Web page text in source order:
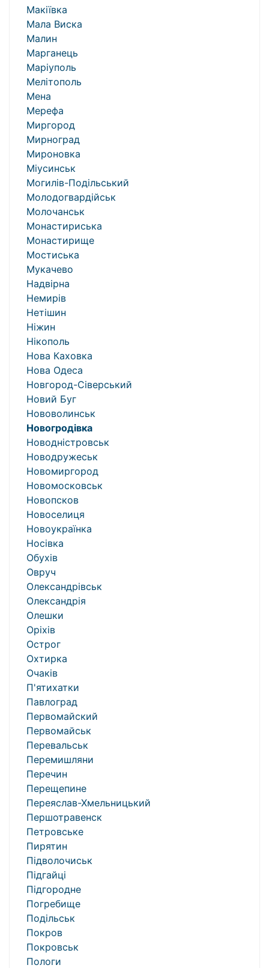
Макіївка
Мала Виска
Малин
Марганець
Маріуполь
Мелітополь
Мена
Мерефа
Миргород
Мирноград
Мироновка
Міусинськ
Могилів-Подільський
Молодогвардійськ
Молочанськ
Монастириська
Монастирище
Мостиська
Мукачево
Надвірна
Немирів
Нетішин
Ніжин
Нікополь
Нова Каховка
Нова Одеса
Новгород-Сіверський
Новий Буг
Нововолинськ
Новогродівка
Новодністровськ
Новодружеськ
Новомиргород
Новомосковськ
Новопсков
Новоселиця
Новоукраїнка
Носівка
Обухів
Овруч
Олександрівськ
Олександрія
Олешки
Оріхів
Острог
Охтирка
Очаків
П'ятихатки
Павлоград
Первомайский
Первомайськ
Перевальськ
Перемишляни
Перечин
Перещепине
Переяслав-Хмельницький
Першотравенск
Петровське
Пирятин
Підволочиськ
Підгайці
Підгородне
Погребище
Подільськ
Покров
Покровськ
Пологи